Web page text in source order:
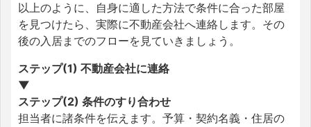
以上のように、自身に適した方法で条件に合った部屋
を見つけたら、実際に不動産会社へ連絡します。その
後の入居までのフローを見ていきましょう。
ステップ(1) 不動産会社に連絡
▼
ステップ(2) 条件のすり合わせ
担当者に諸条件を伝えます。予算・契約名義・住居の